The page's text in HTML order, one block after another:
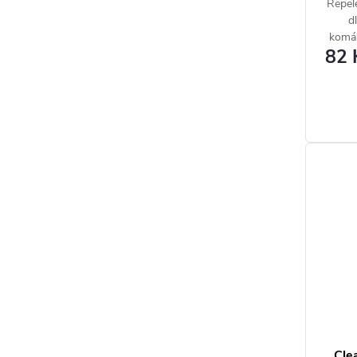
82